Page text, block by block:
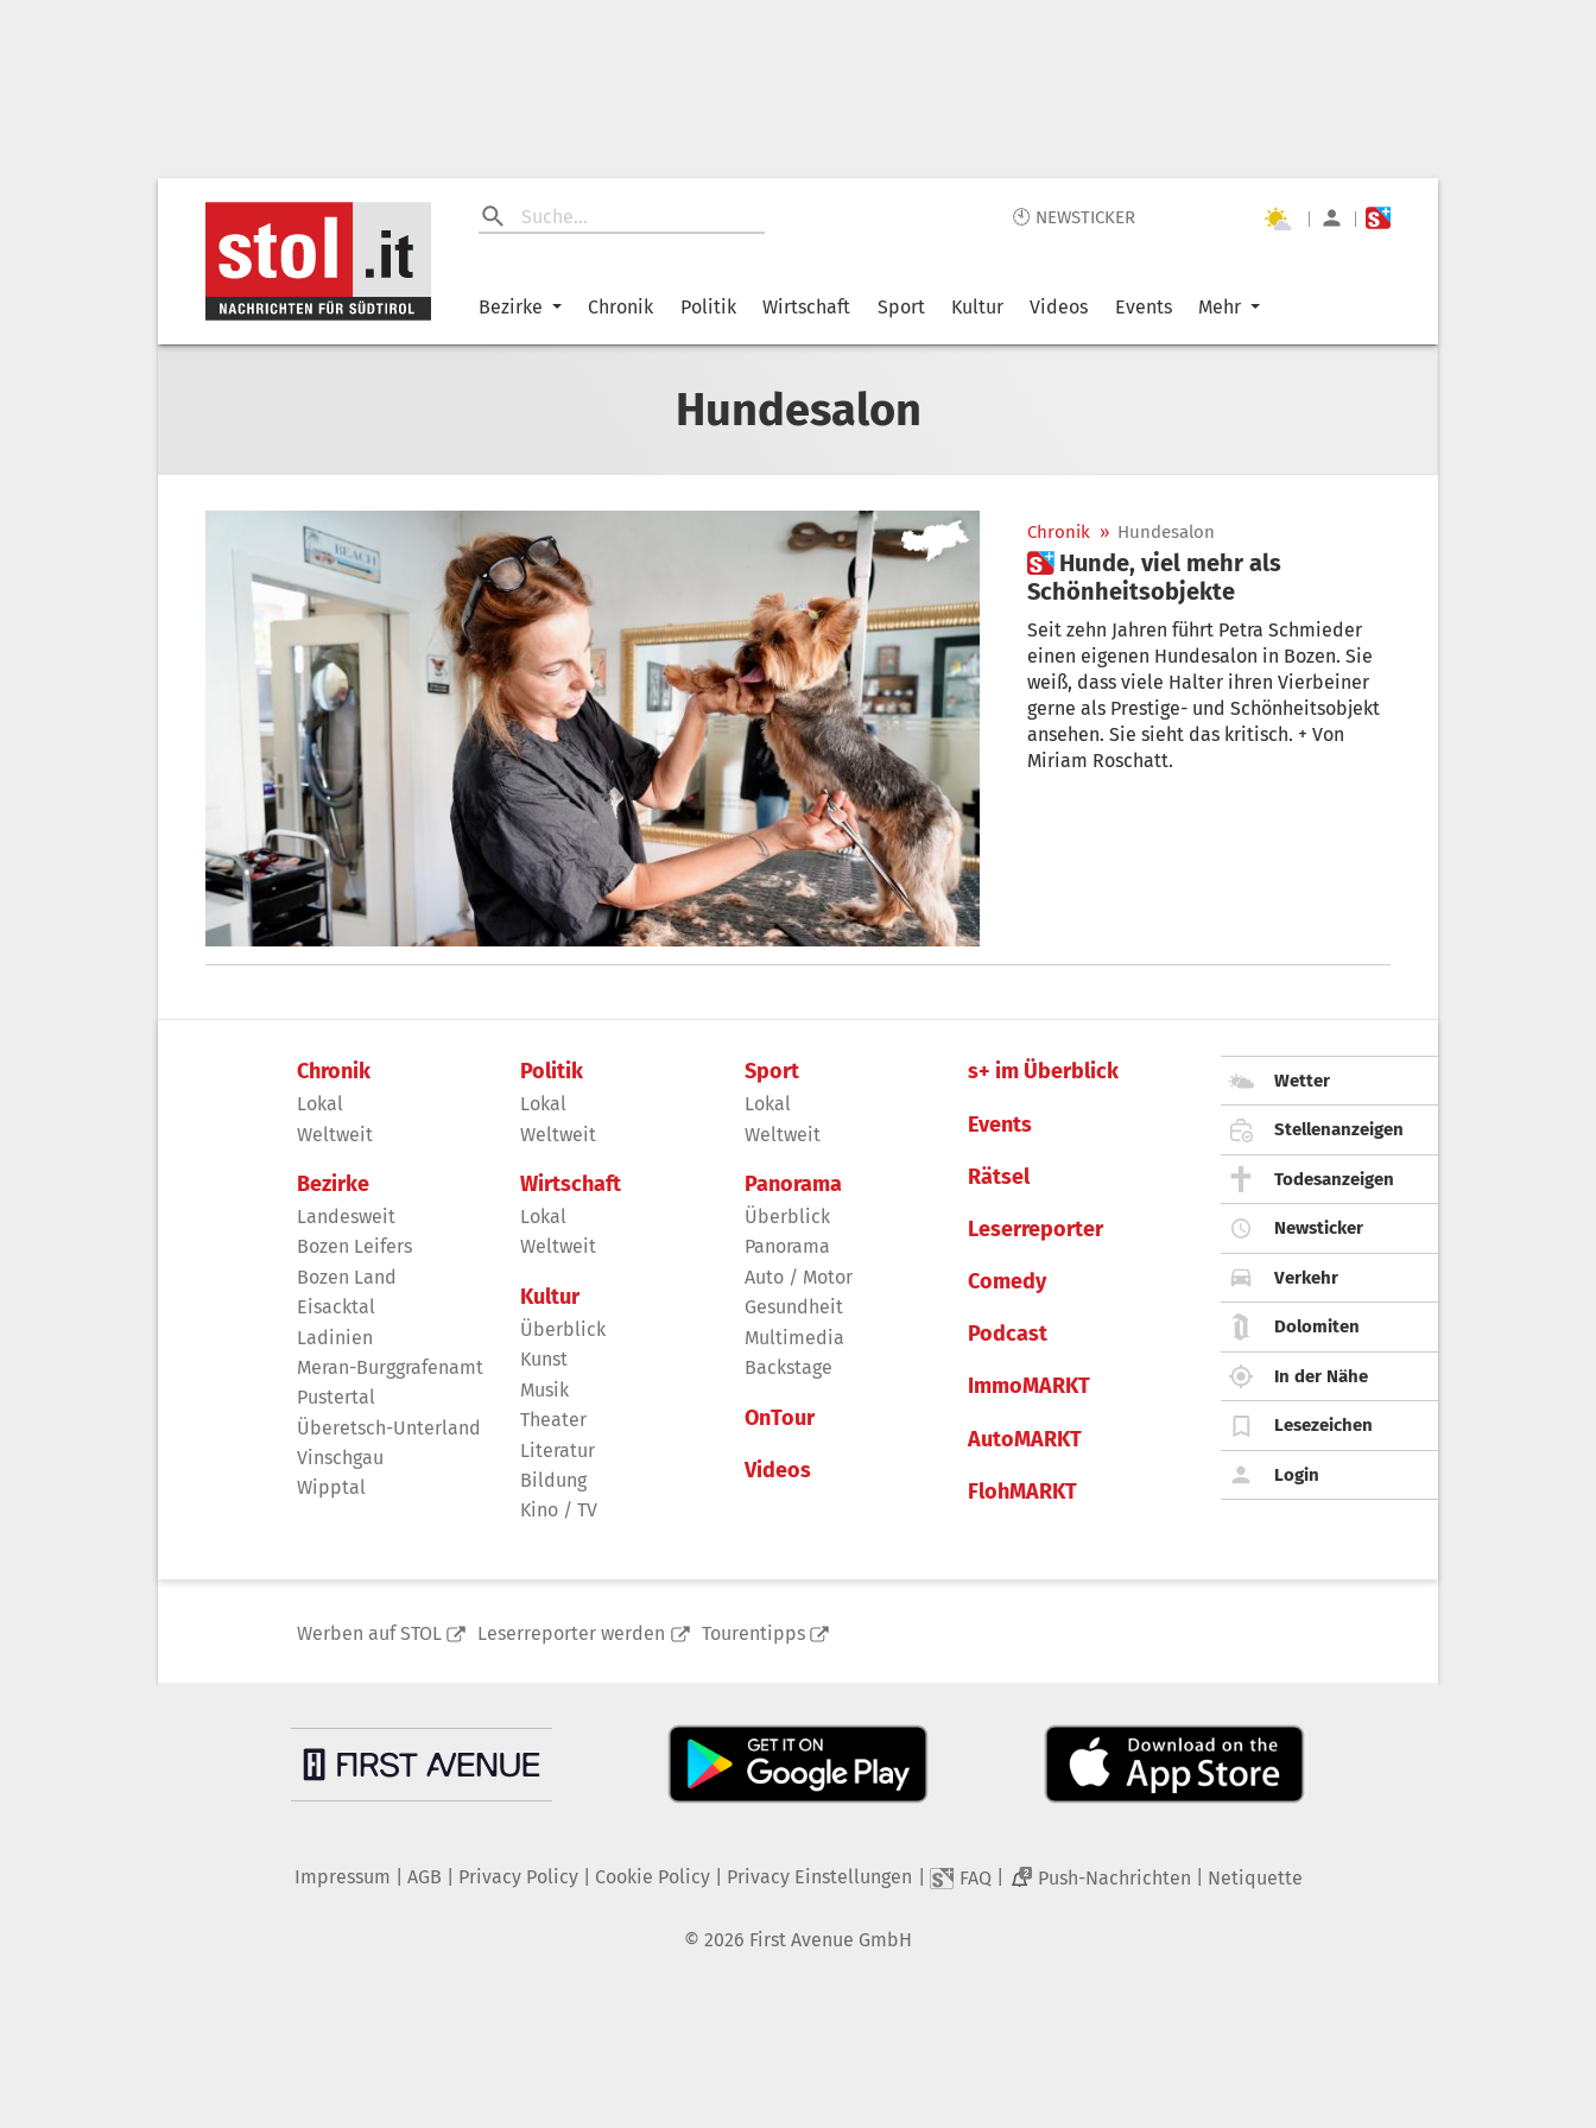
🕙 NEWSTICKER | |
Bezirke Chronik Politik Wirtschaft Sport Kultur Videos Events Mehr
Hundesalon
Chronik » Hundesalon
 Hunde, viel mehr als
Schönheitsobjekte
Seit zehn Jahren führt Petra Schmieder
einen eigenen Hundesalon in Bozen. Sie
weiß, dass viele Halter ihren Vierbeiner
gerne als Prestige- und Schönheitsobjekt
ansehen. Sie sieht das kritisch. + Von
Miriam Roschatt.
Chronik
Lokal
Weltweit
Bezirke
Landesweit
Bozen Leifers
Bozen Land
Eisacktal
Ladinien
Meran-Burggrafenamt
Pustertal
Überetsch-Unterland
Vinschgau
Wipptal
Politik
Lokal
Weltweit
Wirtschaft
Lokal
Weltweit
Kultur
Überblick
Kunst
Musik
Theater
Literatur
Bildung
Kino / TV
Sport
Lokal
Weltweit
Panorama
Überblick
Panorama
Auto / Motor
Gesundheit
Multimedia
Backstage
OnTour
Videos
s+ im Überblick
Events
Rätsel
Leserreporter
Comedy
Podcast
ImmoMARKT
AutoMARKT
FlohMARKT
Wetter
Stellenanzeigen
Todesanzeigen
Newsticker
Verkehr
Dolomiten
In der Nähe
Lesezeichen
Login
Werben auf STOL Leserreporter werden Tourentipps
Impressum AGB Privacy Policy| Cookie Policy| Privacy Einstellungen FAQ 2 Push-Nachrichten Netiquette
© 2026 First Avenue GmbH